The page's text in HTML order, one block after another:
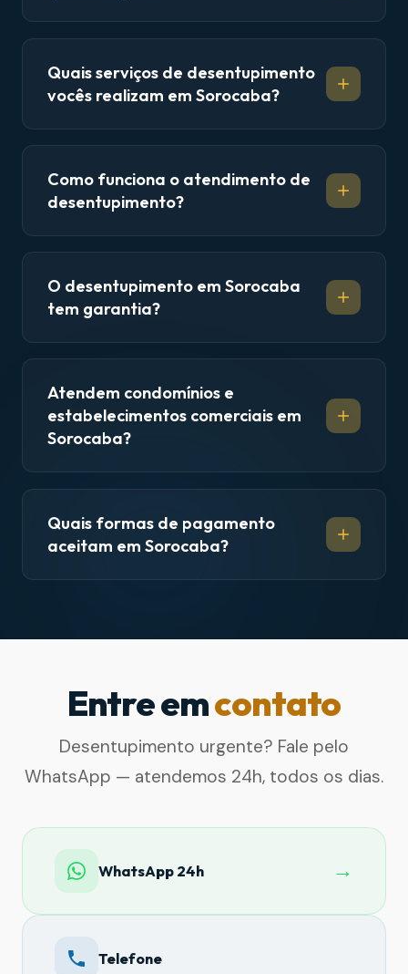
Quais serviços de desentupimento
vocês realizam em Sorocaba?
Como funciona o atendimento de
desentupimento?
O desentupimento em Sorocaba
tem garantia?
Atendem condomínios e
estabelecimentos comerciais em
Sorocaba?
Quais formas de pagamento
aceitam em Sorocaba?
Entre emcontato
Desentupimento urgente? Fale pelo
WhatsApp — atendemos 24h, todos os dias.
WhatsApp 24h →
Telefone